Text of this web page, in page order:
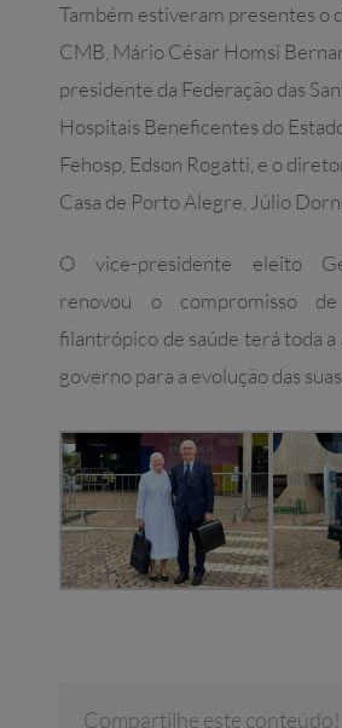
Também estiveram presentes o
CMB, Mário César Homsi
presidente da Federação das
Hospitais Beneficentes do
Fehosp, Edson Rogatti, e o
Casa de Porto Alegre, Júlio
O vice-presidente eleito
renovou o compromisso
filantrópico de saúde terá toda a
governo para a evolução das
Compartilhe este conteúdo!